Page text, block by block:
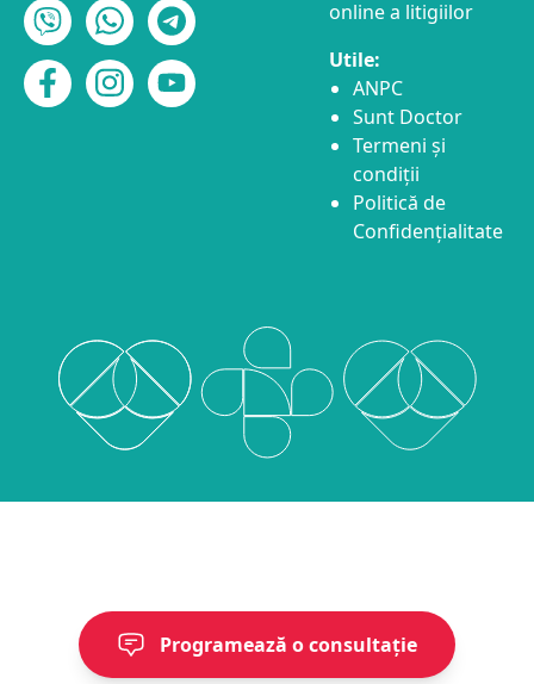
Programează o consultație
Utile:
ANPC
Sunt Doctor
Termeni și
condiții
Politică de
Confidențialitate